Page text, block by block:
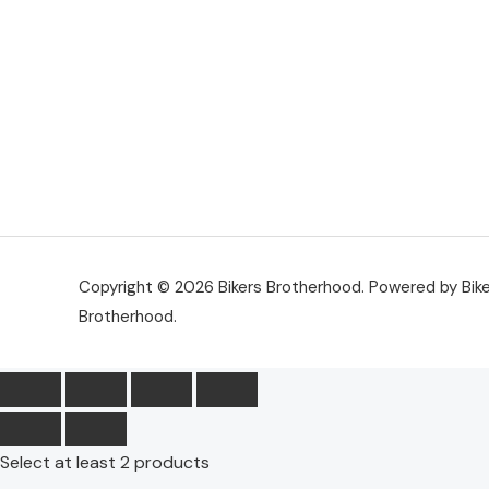
Copyright © 2026 Bikers Brotherhood. Powered by
Brotherhood.
Select at least 2 products